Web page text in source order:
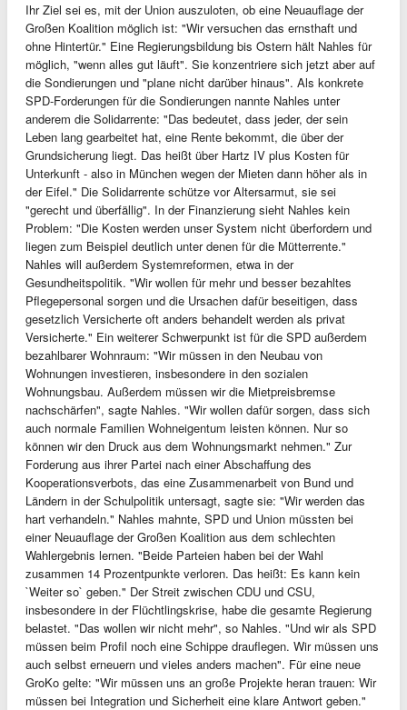
Ihr Ziel sei es, mit der Union auszuloten, ob eine Neuauflage der
Großen Koalition möglich ist: "Wir versuchen das ernsthaft und
ohne Hintertür." Eine Regierungsbildung bis Ostern hält Nahles für
möglich, "wenn alles gut läuft". Sie konzentriere sich jetzt aber auf
die Sondierungen und "plane nicht darüber hinaus". Als konkrete
SPD-Forderungen für die Sondierungen nannte Nahles unter
anderem die Solidarrente: "Das bedeutet, dass jeder, der sein
Leben lang gearbeitet hat, eine Rente bekommt, die über der
Grundsicherung liegt. Das heißt über Hartz IV plus Kosten für
Unterkunft - also in München wegen der Mieten dann höher als in
der Eifel." Die Solidarrente schütze vor Altersarmut, sie sei
"gerecht und überfällig". In der Finanzierung sieht Nahles kein
Problem: "Die Kosten werden unser System nicht überfordern und
liegen zum Beispiel deutlich unter denen für die Mütterrente."
Nahles will außerdem Systemreformen, etwa in der
Gesundheitspolitik. "Wir wollen für mehr und besser bezahltes
Pflegepersonal sorgen und die Ursachen dafür beseitigen, dass
gesetzlich Versicherte oft anders behandelt werden als privat
Versicherte." Ein weiterer Schwerpunkt ist für die SPD außerdem
bezahlbarer Wohnraum: "Wir müssen in den Neubau von
Wohnungen investieren, insbesondere in den sozialen
Wohnungsbau. Außerdem müssen wir die Mietpreisbremse
nachschärfen", sagte Nahles. "Wir wollen dafür sorgen, dass sich
auch normale Familien Wohneigentum leisten können. Nur so
können wir den Druck aus dem Wohnungsmarkt nehmen." Zur
Forderung aus ihrer Partei nach einer Abschaffung des
Kooperationsverbots, das eine Zusammenarbeit von Bund und
Ländern in der Schulpolitik untersagt, sagte sie: "Wir werden das
hart verhandeln." Nahles mahnte, SPD und Union müssten bei
einer Neuauflage der Großen Koalition aus dem schlechten
Wahlergebnis lernen. "Beide Parteien haben bei der Wahl
zusammen 14 Prozentpunkte verloren. Das heißt: Es kann kein
`Weiter so` geben." Der Streit zwischen CDU und CSU,
insbesondere in der Flüchtlingskrise, habe die gesamte Regierung
belastet. "Das wollen wir nicht mehr", so Nahles. "Und wir als SPD
müssen beim Profil noch eine Schippe drauflegen. Wir müssen uns
auch selbst erneuern und vieles anders machen". Für eine neue
GroKo gelte: "Wir müssen uns an große Projekte heran trauen: Wir
müssen bei Integration und Sicherheit eine klare Antwort geben."